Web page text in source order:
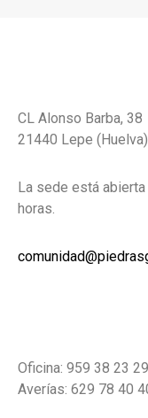
CL Alonso Barba, 38
21440 Lepe (Huelva)
La sede está
horas.
Oficina: 959 38 23 29
Averías: 629 78 40